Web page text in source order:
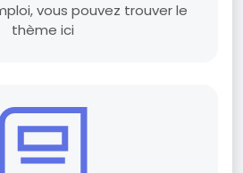
vous pouvez trouver le
thème ici